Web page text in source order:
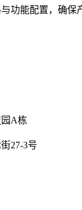
功能配置，确
A栋
27-3号